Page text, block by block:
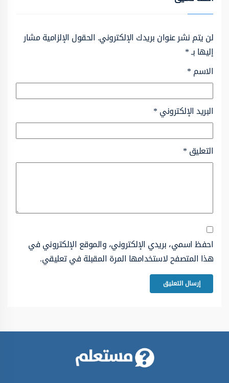
لن يتم نشر عنوان بريدك الإلكتروني. الحقول الإلزامية مشار
إليها بـ*
الاسم*
البريد الإلكتروني*
التعليق*
احفظ اسمي، بريدي الإلكتروني، والموقع الإلكتروني في
هذا المتصفح لاستخدامها المرة المقبلة في تعليقي.